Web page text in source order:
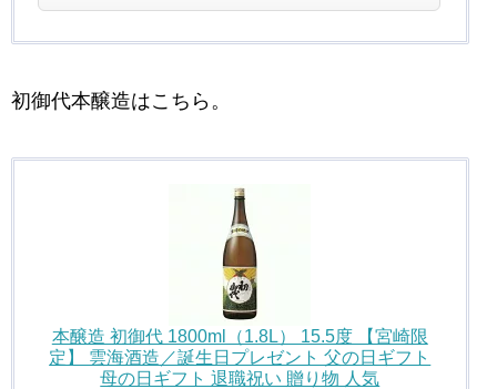
初御代本醸造はこちら。
本醸造 初御代 1800ml（1.8L） 15.5度 【宮崎限
定】 雲海酒造／誕生日プレゼント 父の日ギフト
母の日ギフト 退職祝い 贈り物 人気